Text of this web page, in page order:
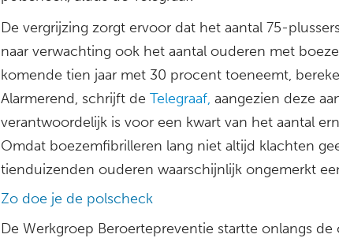
De vergrijzing zorgt ervoor dat het aantal 75-
naar verwachting ook het aantal ouderen met
komende tien jaar met 30 procent toeneemt,
Alarmerend, schrijft de Telegraaf, aangezien deze
verantwoordelijk is voor een kwart van het aantal
Omdat boezemfibrilleren lang niet altijd klachten
tienduizenden ouderen waarschijnlijk ongemerkt
Zo doe je de polscheck
De Werkgroep Beroertepreventie startte onlangs de